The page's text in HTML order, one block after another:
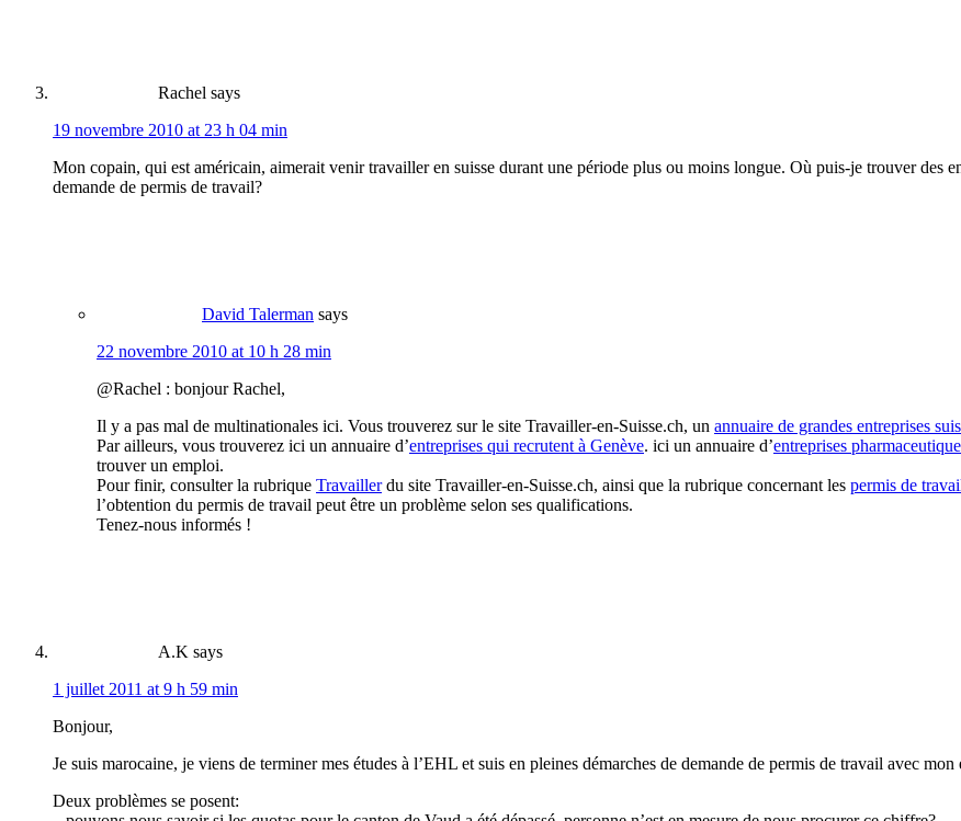
Rachel says
19 novembre 2010 at 23 h 04 min
Mon copain, qui est américain, aimerait venir travailler en suisse durant une période plus ou moins longue. Où puis-je trouver des
demande de permis de travail?
David Talerman says
22 novembre 2010 at 10 h 28 min
@Rachel : bonjour Rachel,
Il y a pas mal de multinationales ici. Vous trouverez sur le site Travailler-en-Suisse.ch, un annuaire de grandes entreprises
Par ailleurs, vous trouverez ici un annuaire d’entreprises qui recrutent à Genève. ici un annuaire d’entreprises
trouver un emploi.
Pour finir, consulter la rubrique Travaillerdu site Travailler-en-Suisse.ch, ainsi que la rubrique concernant les permis de
l’obtention du permis de travail peut être un problème selon ses qualifications.
Tenez-nous informés !
A.K says
1 juillet 2011 at 9 h 59 min
Bonjour,
Je suis marocaine, je viens de terminer mes études à l’EHL et suis en pleines démarches de demande de permis de travail avec mon
Deux problèmes se posent: